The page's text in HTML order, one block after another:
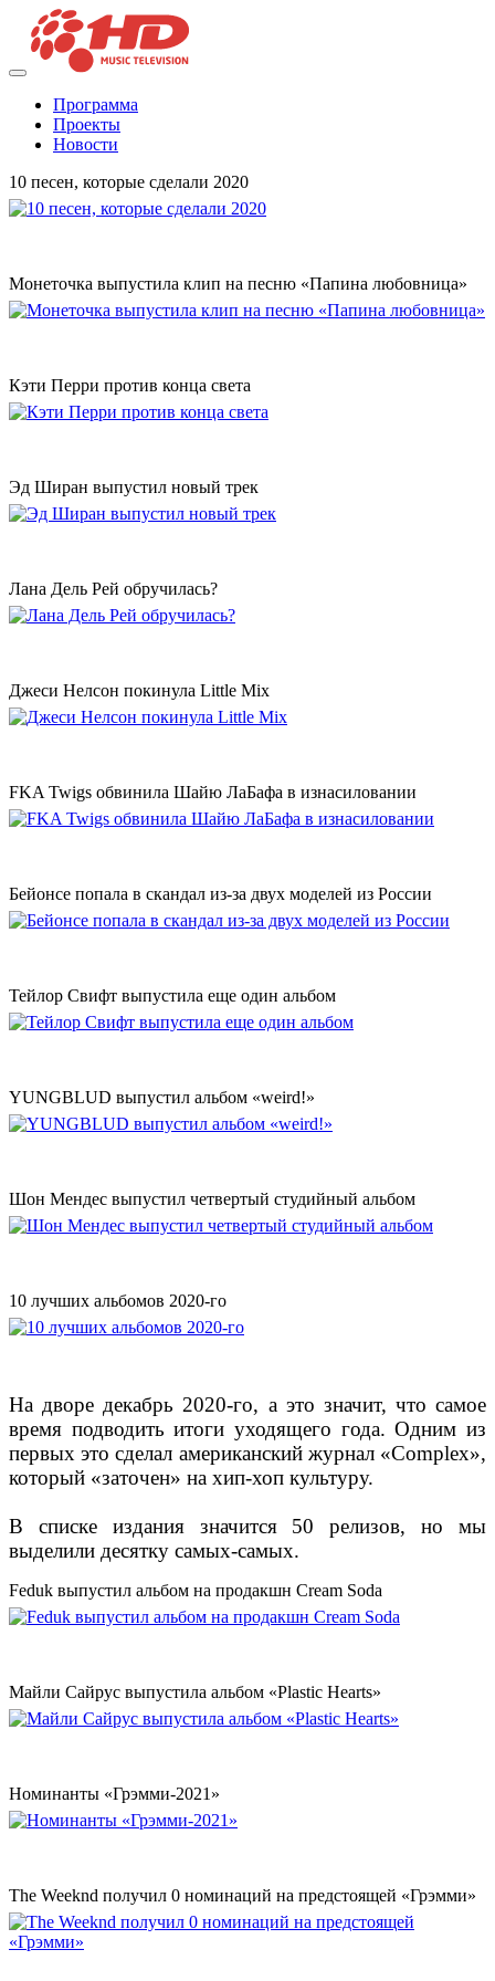
Программа
Проекты
Новости
10 песен, которые сделали 2020
Монеточка выпустила клип на песню «Папина любовница»
Кэти Перри против конца света
Эд Ширан выпустил новый трек
Лана Дель Рей обручилась?
Джеси Нелсон покинула Little Mix
FKA Twigs обвинила Шайю ЛаБафа в изнасиловании
Бейонсе попала в скандал из-за двух моделей из России
Тейлор Свифт выпустила еще один альбом
YUNGBLUD выпустил альбом «weird!»
Шон Мендес выпустил четвертый студийный альбом
10 лучших альбомов 2020-го
На дворе декабрь 2020-го, а это значит, что самое
время подводить итоги уходящего года. Одним из
первых это сделал американский журнал «Complex»,
который «заточен» на хип-хоп культуру.
В списке издания значится 50 релизов, но мы
выделили десятку самых-самых.
Feduk выпустил альбом на продакшн Cream Soda
Майли Сайрус выпустила альбом «Plastic Hearts»
Номинанты «Грэмми-2021»
The Weeknd получил 0 номинаций на предстоящей «Грэмми»